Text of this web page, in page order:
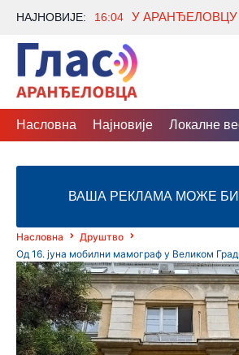
НАЈНОВИЈЕ: 16:04
Насловна Најновије Локалне
ВАША РЕКЛАМА МОЖЕ
Насловна
Друштво
Од 16. јуна мобилни мамограф у Великом